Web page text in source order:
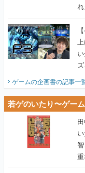
ゲームの企画書の記事一
若ゲのいたり〜ゲー